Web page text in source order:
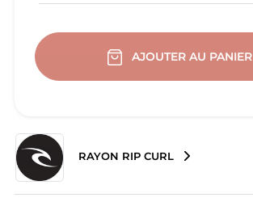
AJOUTER AU PANIER
RAYON RIP CURL